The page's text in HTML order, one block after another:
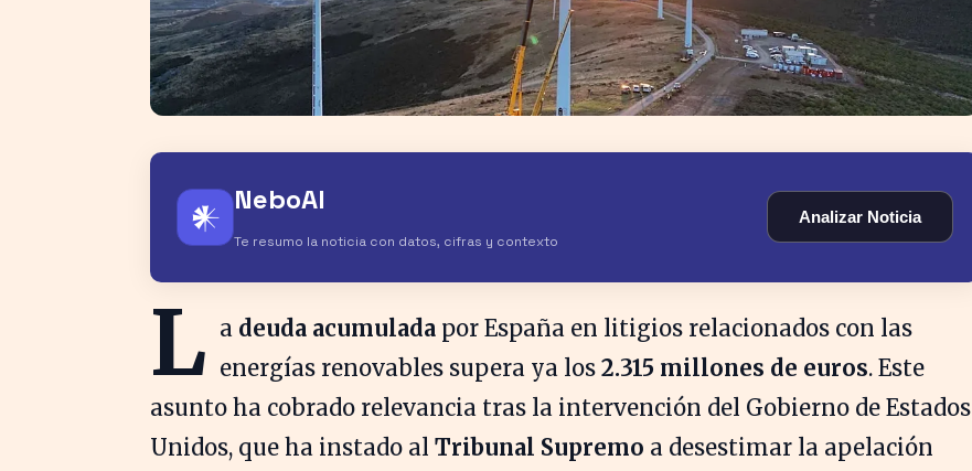
𒀭 NeboAI
Te resumo la noticia con datos, cifras y contexto
Analizar Noticia
L a deuda acumulada por España en litigios relacionados con las
energías renovables supera ya los 2.315 millones de euros. Este
asunto ha cobrado relevancia tras la intervención del Gobierno de Estados
Unidos, que ha instado al Tribunal Supremo a desestimar la apelación